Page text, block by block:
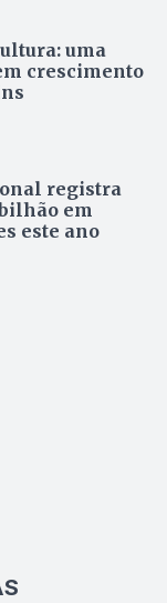
uma
crescimento
registra
em
este ano